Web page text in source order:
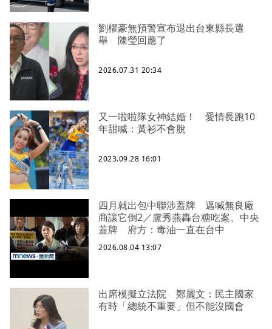
劉櫂豪無預警宣布退出台東縣長選
舉 陳瑩回應了
2026.07.31 20:34
又一啦啦隊女神結婚！ 愛情長跑10
年甜喊：黃衫不會脫
2023.09.28 16:01
四月就出包中聯涉蓋牌 邁喊無良廠
商讓它倒2／盧秀燕轟台糖吃案、中央
蓋牌 府方：毒油一直在台中
2026.08.04 13:07
出席模擬立法院 鄭麗文：民主國家
有時「總統不重要」但不能沒國會